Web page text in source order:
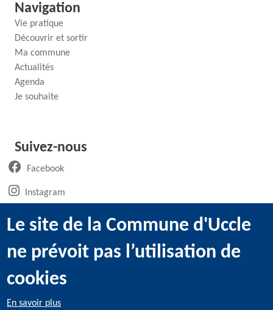
Navigation
Vie pratique
Découvrir et sortir
Ma commune
Actualités
Agenda
Je souhaite
Suivez-nous
Facebook(ouvre un nouvel onglet)
Instagram(ouvre un nouvel onglet)
LinkedIn
Youtube(ouvre un nouvel onglet)
Le site de la Commune d'Uccle
ne prévoit pas l’utilisation de
cookies
En savoir plus